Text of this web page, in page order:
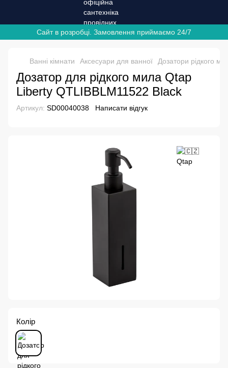
Сайт в розробці. Замовлення приймаємо 24/7
Ванні кімнати Аксесуари для ванної Дозатори рідкого
Дозатор для рідкого мила Qtap
Liberty QTLIBBLM11522 Black
Артикул: SD00040038 Написати відгук
Колір